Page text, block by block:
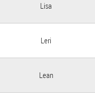
Lisa
Leri
Lean